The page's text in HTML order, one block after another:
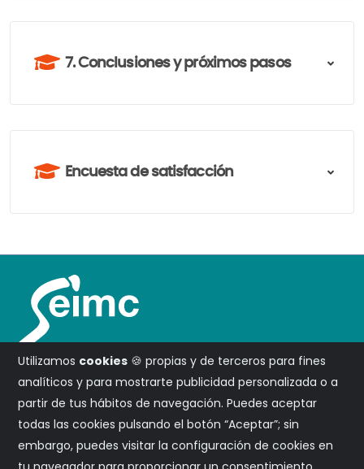
7. Conclusiones y próximos pasos
Encuesta de satisfacción
Campus SEIMC
Utilizamos cookies 🍪 propias y de terceros para fines
analíticos y para mostrarte publicidad personalizada o a
partir de tus hábitos de navegación. Puedes aceptar
todas las cookies pulsando el botón “Aceptar”; sin
embargo, puedes visitar la configuración de cookies en